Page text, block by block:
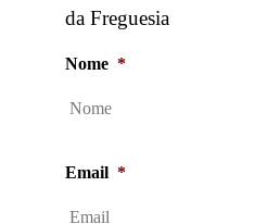
da Freguesia
Nome *
Email *